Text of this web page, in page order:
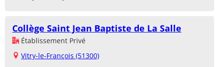
Collège Saint Jean Baptiste de La Salle
Établissement Privé
Vitry-le-François (51300)